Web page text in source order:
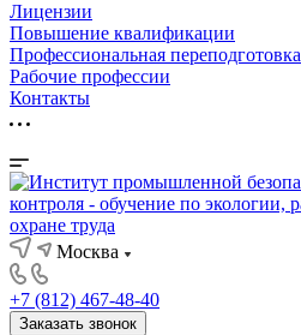
Лицензии
Повышение квалификации
Профессиональная переподготовка
Рабочие профессии
Контакты
Москва
+7 (812) 467-48-40
Заказать звонок